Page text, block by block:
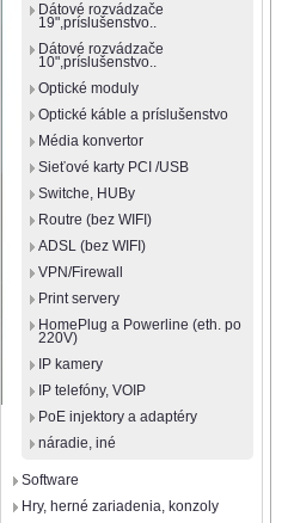
Dátové rozvádzače
19",príslušenstvo..
Dátové rozvádzače
10",príslušenstvo..
Optické moduly
Optické káble a príslušenstvo
Média konvertor
Sieťové karty PCI /USB
Switche, HUBy
Routre (bez WIFI)
ADSL (bez WIFI)
VPN/Firewall
Print servery
HomePlug a Powerline (eth. po
220V)
IP kamery
IP telefóny, VOIP
PoE injektory a adaptéry
náradie, iné
Software
Hry, herné zariadenia, konzoly